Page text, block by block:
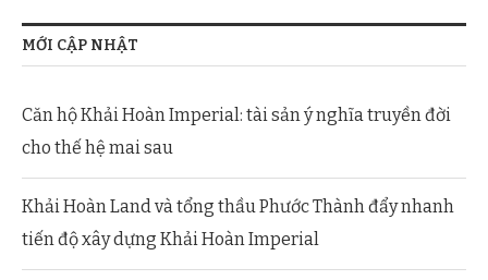
MỚI CẬP NHẬT
Căn hộ Khải Hoàn Imperial: tài sản ý nghĩa truyền đời
cho thế hệ mai sau
Khải Hoàn Land và tổng thầu Phước Thành đẩy nhanh
tiến độ xây dựng Khải Hoàn Imperial